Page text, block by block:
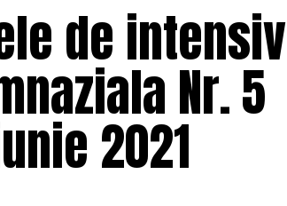
de intensiv
Nr. 5
2021